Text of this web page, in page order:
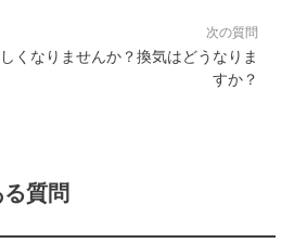
次の質問
くなりませんか？換気はどうなりま
すか？
質問